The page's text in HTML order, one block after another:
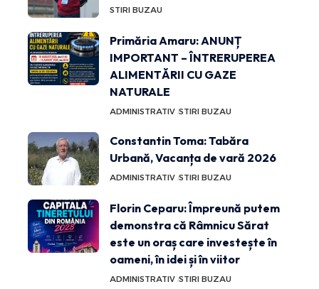
STIRI BUZAU
Primăria Amaru: ANUNȚ
IMPORTANT – ÎNTRERUPEREA
ALIMENTĂRII CU GAZE
NATURALE
ADMINISTRATIV STIRI BUZAU
Constantin Toma: Tabăra
Urbană, Vacanța de vară 2026
ADMINISTRATIV STIRI BUZAU
Florin Ceparu: Împreună putem
demonstra că Râmnicu Sărat
este un oraș care investește în
oameni, în idei și în viitor
ADMINISTRATIV STIRI BUZAU